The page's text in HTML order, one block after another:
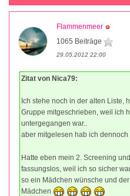
Flammenmeer
1065 Beiträge
29.05.2012 22:00
Zitat von Nica79:
Ich stehe noch in der alten Liste,
Gruppe mitgeschrieben, weil ich
untergegangen war..
aber mitgelesen hab ich
Hatte eben mein 2. Screening
fassungslos, weil ich so sicher
so ein Mädchen wünsche und
Mädchen